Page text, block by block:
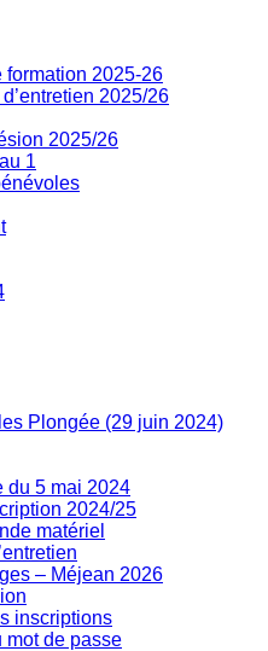
formation 2025-26
2025/26
2025/26
1
Plongée (29 juin 2024)
du 5 mai 2024
2024/25
matériel
– Méjean 2026
inscriptions
mot de passe